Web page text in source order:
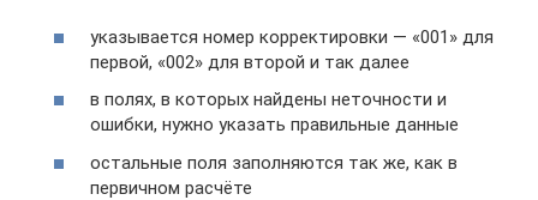
указывается номер корректировки — «001» для
первой, «002» для второй и так далее
в полях, в которых найдены неточности и
ошибки, нужно указать правильные данные
остальные поля заполняются так же, как в
первичном расчёте